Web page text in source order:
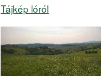
Tájkép lóról